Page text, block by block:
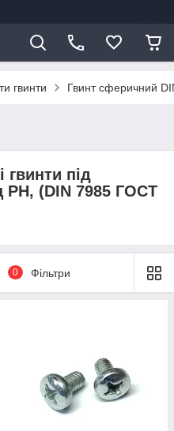
гвинти Гвинт сферичний
гвинти під
PH, (DIN 7985 ГОСТ
0 Фільтри